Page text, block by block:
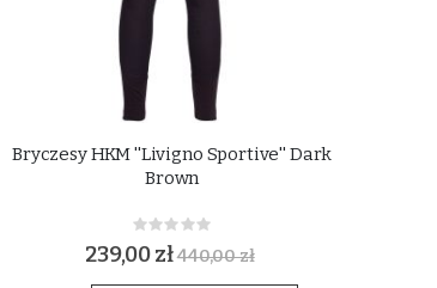
Bryczesy HKM ''Livigno Sportive'' Dark
Brown
Rating:
0%
239,00 zł440,00 zł